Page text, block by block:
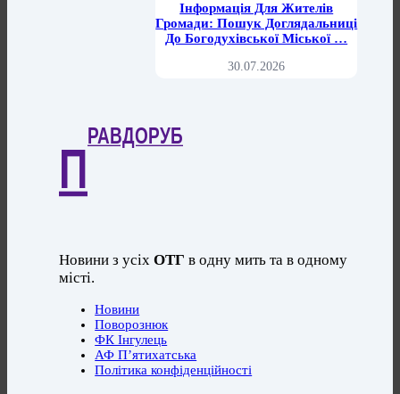
Інформація Для Жителів
Громади: Пошук Доглядальниці
До Богодухівської Міської …
30.07.2026
П
РАВДОРУБ
Новини з усіхОТГ в одну мить та в одному
місті.
Новини
Поворознюк
ФК Інгулець
АФ П’ятихатська
Політика конфіденційності